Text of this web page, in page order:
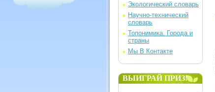
Экологический словарь
Научно-технический
словарь
Топонимика. Города и
страны
Мы В Контакте
ВЫИГРАЙ ПРИЗ!